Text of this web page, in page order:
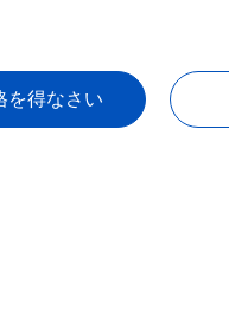
を得なさい